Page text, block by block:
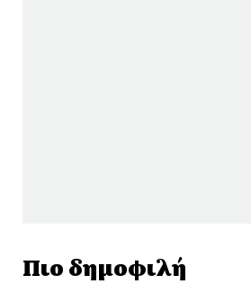
Πιο δημοφιλή